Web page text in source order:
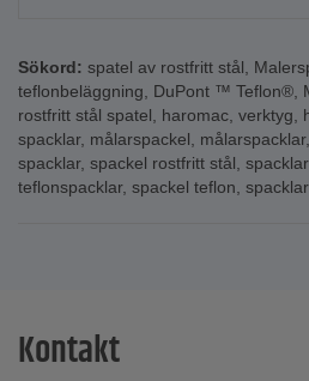
Sökord: spatel av rostfritt stål,
teflonbeläggning, DuPont ™ Teflon®,
rostfritt stål spatel, haromac, verktyg,
spacklar, målarspackel, målarspacklar,
spacklar, spackel rostfritt stål,
teflonspacklar, spackel teflon,
Kontakt